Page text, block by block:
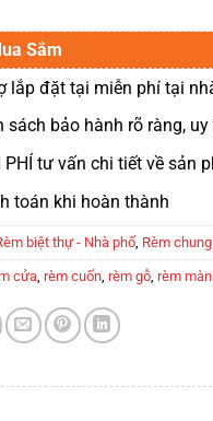
Sắm
lắp đặt tại miễn phí tại
sách bảo hành rõ ràng, uy
PHÍ tư vấn chi tiết về sản
toán khi hoàn thành
biệt thự - Nhà phố, Rèm
cửa, rèm cuốn, rèm gỗ, rèm